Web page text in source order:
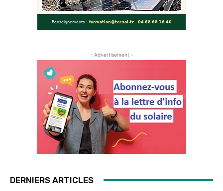
- Advertisement -
DERNIERS ARTICLES